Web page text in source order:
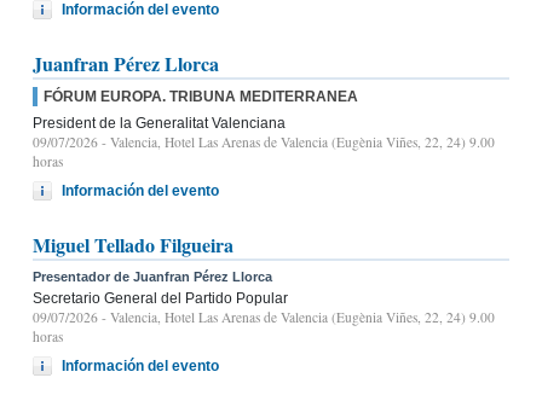
Información del evento
Juanfran Pérez Llorca
FÓRUM EUROPA. TRIBUNA MEDITERRANEA
President de la Generalitat Valenciana
09/07/2026 - Valencia, Hotel Las Arenas de Valencia (Eugènia Viñes, 22, 24) 9.00
horas
Información del evento
Miguel Tellado Filgueira
Presentador de Juanfran Pérez Llorca
Secretario General del Partido Popular
09/07/2026 - Valencia, Hotel Las Arenas de Valencia (Eugènia Viñes, 22, 24) 9.00
horas
Información del evento